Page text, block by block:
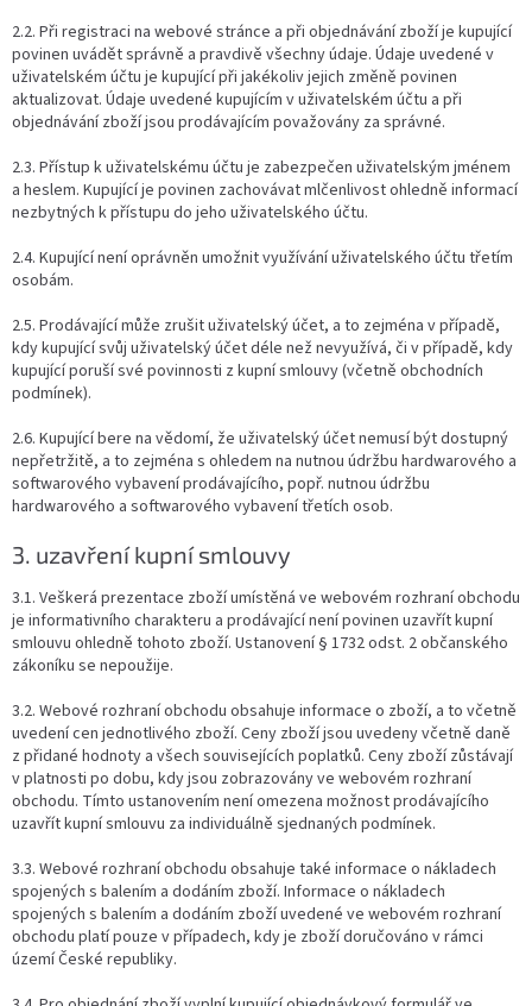
2.2. Při registraci na webové stránce a při objednávání zboží je kupující
povinen uvádět správně a pravdivě všechny údaje. Údaje uvedené v
uživatelském účtu je kupující při jakékoliv jejich změně povinen
aktualizovat. Údaje uvedené kupujícím v uživatelském účtu a při
objednávání zboží jsou prodávajícím považovány za správné.
2.3. Přístup k uživatelskému účtu je zabezpečen uživatelským jménem
a heslem. Kupující je povinen zachovávat mlčenlivost ohledně informací
nezbytných k přístupu do jeho uživatelského účtu.
2.4. Kupující není oprávněn umožnit využívání uživatelského účtu třetím
osobám.
2.5. Prodávající může zrušit uživatelský účet, a to zejména v případě,
kdy kupující svůj uživatelský účet déle než nevyužívá, či v případě, kdy
kupující poruší své povinnosti z kupní smlouvy (včetně obchodních
podmínek).
2.6. Kupující bere na vědomí, že uživatelský účet nemusí být dostupný
nepřetržitě, a to zejména s ohledem na nutnou údržbu hardwarového a
softwarového vybavení prodávajícího, popř. nutnou údržbu
hardwarového a softwarového vybavení třetích osob.
3. uzavření kupní smlouvy
3.1. Veškerá prezentace zboží umístěná ve webovém rozhraní obchodu
je informativního charakteru a prodávající není povinen uzavřít kupní
smlouvu ohledně tohoto zboží. Ustanovení § 1732 odst. 2 občanského
zákoníku se nepoužije.
3.2. Webové rozhraní obchodu obsahuje informace o zboží, a to včetně
uvedení cen jednotlivého zboží. Ceny zboží jsou uvedeny včetně daně
z přidané hodnoty a všech souvisejících poplatků. Ceny zboží zůstávají
v platnosti po dobu, kdy jsou zobrazovány ve webovém rozhraní
obchodu. Tímto ustanovením není omezena možnost prodávajícího
uzavřít kupní smlouvu za individuálně sjednaných podmínek.
3.3. Webové rozhraní obchodu obsahuje také informace o nákladech
spojených s balením a dodáním zboží. Informace o nákladech
spojených s balením a dodáním zboží uvedené ve webovém rozhraní
obchodu platí pouze v případech, kdy je zboží doručováno v rámci
území České republiky.